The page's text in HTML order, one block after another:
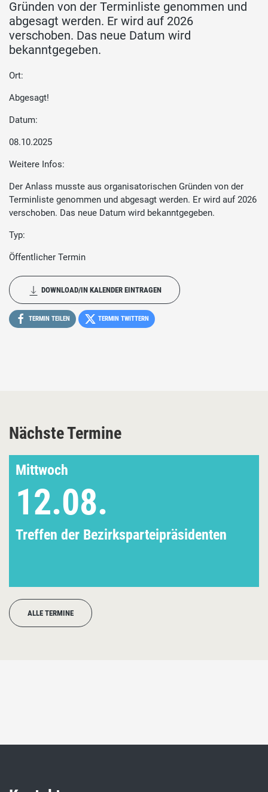
Gründen von der Terminliste genommen und
abgesagt werden. Er wird auf 2026
verschoben. Das neue Datum wird
bekanntgegeben.
Ort:
Abgesagt!
Datum:
08.10.2025
Weitere Infos:
Der Anlass musste aus organisatorischen Gründen von der
Terminliste genommen und abgesagt werden. Er wird auf 2026
verschoben. Das neue Datum wird bekanntgegeben.
Typ:
Öffentlicher Termin
DOWNLOAD/IN KALENDER EINTRAGEN
TERMIN TEILEN TERMIN TWITTERN
Nächste Termine
Mittwoch
12.08.
Treffen der Bezirksparteipräsidenten
ALLE TERMINE